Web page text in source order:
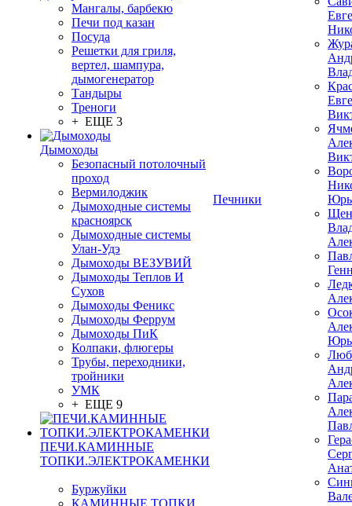
Мангалы, барбекю
Печи под казан
Посуда
Решетки для гриля,
вертел, шампура,
дымогенератор
Тандыры
Треноги
+ ЕЩЕ 3
Дымоходы
Безопасный потолочный
проход
Вермилоджик
Дымоходные системы
красноярск
Дымоходные системы
Улан-Удэ
Дымоходы ВЕЗУВИЙ
Дымоходы Теплов И
Сухов
Дымоходы Феникс
Дымоходы Феррум
Дымоходы ПиК
Колпаки, флюгеры
Трубы, переходники,
тройники
УМК
+ ЕЩЕ 9
ПЕЧИ.КАМИННЫЕ
ТОПКИ.ЭЛЕКТРОКАМЕНКИ
Буржуйки
КАМИННЫЕ ТОПКИ
Печники